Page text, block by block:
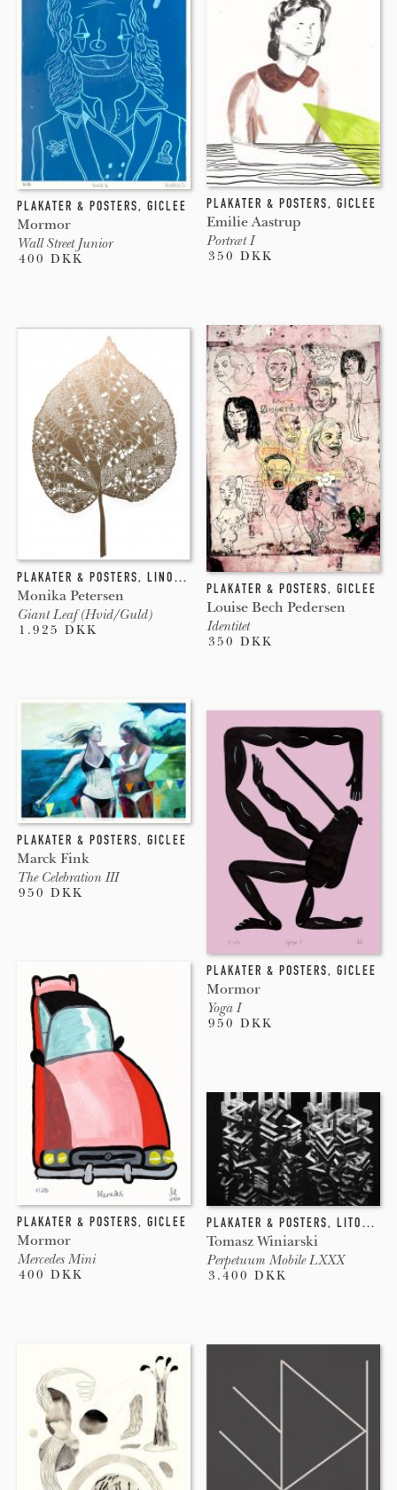
online. Beautons plakater er trykt med high-grade
pigmenteret blæk på den højeste kvalitets kunstpapir.
Plakater som holder i generationer og som holder sine
stærke farver samt ikke falmer eller bliver gule.
PLAKATER & POSTERS, GICLEE
Mormor
Wall Street Junior
400 DKK
PLAKATER & POSTERS, LINOLEUMSTRYK
Monika Petersen
Giant Leaf (Hvid/Guld)
1.925 DKK
PLAKATER & POSTERS, GICLEE
Marck Fink
The Celebration III
950 DKK
PLAKATER & POSTERS, GICLEE
Mormor
Mercedes Mini
400 DKK
PLAKATER & POSTERS, GICLEE
Emilie Aastrup
Portræt I
350 DKK
PLAKATER & POSTERS, GICLEE
Louise Bech Pedersen
Identitet
350 DKK
PLAKATER & POSTERS, GICLEE
Mormor
Yoga I
950 DKK
PLAKATER & POSTERS, LITOGRAFI
Tomasz Winiarski
Perpetuum Mobile LXXX
3.400 DKK